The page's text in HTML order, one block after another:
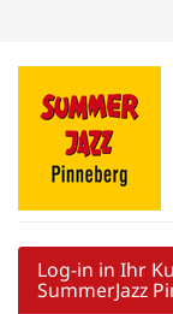
Inhalt
springen
e.
V.
Log-in in Ihr
SummerJazz